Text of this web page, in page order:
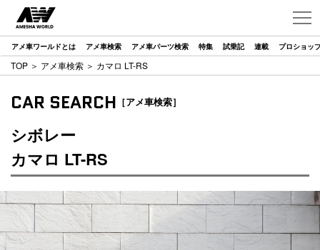
アメ車ワールドとは アメ車検索 アメ車パーツ検索 特集 試乗記 連載 プロショッ
TOP ＞ アメ車検索 ＞ カマロ LT-RS
CAR SEARCH ［アメ車検索］
シボレー
カマロ LT-RS